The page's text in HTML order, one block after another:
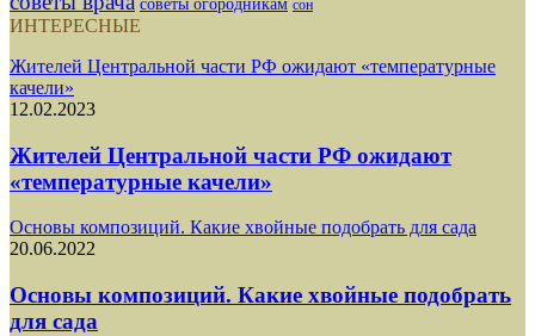
сон
ИНТЕРЕСНЫЕ
Жителей Центральной части РФ ожидают «температурные
качели»
12.02.2023
Жителей Центральной части РФ ожидают
«температурные качели»
Основы композиций. Какие хвойные подобрать для сада
20.06.2022
Основы композиций. Какие хвойные подобрать
для сада